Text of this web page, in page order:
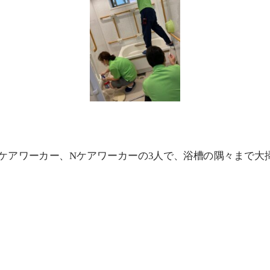
アワーカー、Nケアワーカーの3人で、浴槽の隅々まで大